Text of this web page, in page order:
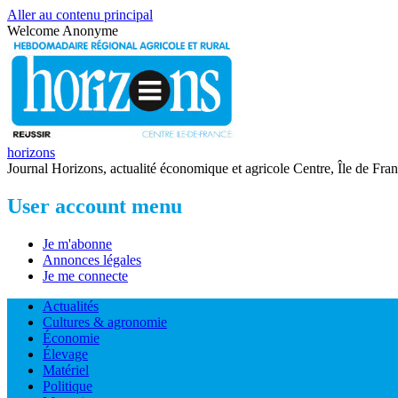
Aller au contenu principal
Welcome Anonyme
horizons
Journal Horizons, actualité économique et agricole Centre, Île de
User account menu
Je m'abonne
Annonces légales
Je me connecte
Actualités
Cultures & agronomie
Économie
Élevage
Matériel
Politique